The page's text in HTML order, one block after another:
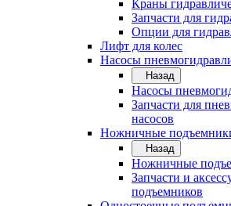
Краны
Запчасти для
Опции для
Лифт для колес
Насосы
Назад
Насосы
Запчасти для
насосов
Ножничные
Назад
Ножничные
Запчасти и
подъемников